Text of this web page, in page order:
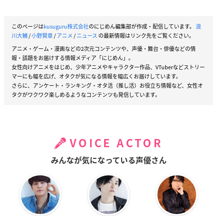
このページはkusuguru株式会社のにじめん編集部が作成・配信しています。 浪
川大輔/小野賢章/アニメ/ニュース の最新情報はリンク先をご覧ください。
アニメ・ゲーム・漫画などの2次元コンテンツや、声優・舞台・俳優などの情
報・話題をお届けする情報メディア「にじめん」。
女性向けアニメをはじめ、少年アニメやキャラクター作品、VTuberなどストリー
マーにも幅を広げ、オタクが気になる情報を幅広くお届けしています。
さらに、アンケート・ランキング・オタ活（推し活）お役立ち情報など、女性オ
タクがワクワク楽しめるようなコンテンツも発信しています。
VOICE ACTOR
みんなが気になっている声優さん